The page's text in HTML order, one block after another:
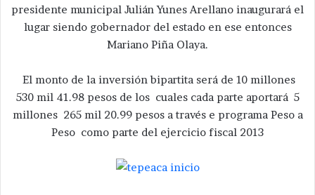
presidente municipal Julián Yunes Arellano inaugurará el
lugar siendo gobernador del estado en ese entonces
Mariano Piña Olaya.
El monto de la inversión bipartita será de 10 millones
530 mil 41.98 pesos de los cuales cada parte aportará 5
millones 265 mil 20.99 pesos a través e programa Peso a
Peso como parte del ejercicio fiscal 2013